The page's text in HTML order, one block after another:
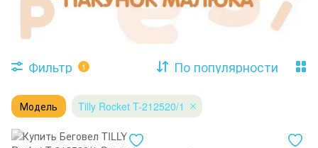
Фильтр 1 По популярности
Модель Tilly Rocket T-212520/1